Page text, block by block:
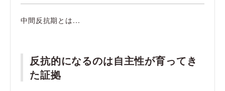
中間反抗期とは...
反抗的になるのは自主性が育ってき
た証拠